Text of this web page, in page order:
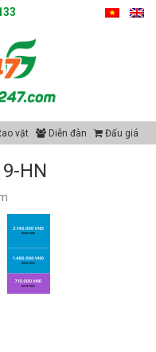
vặt Diễn đàn Đấu giá
HN